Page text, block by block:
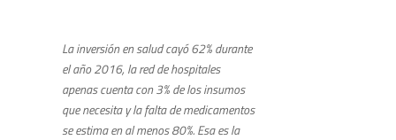
La inversión en salud cayó 62% durante
el año 2016, la red de hospitales
apenas cuenta con 3% de los insumos
que necesita y la falta de medicamentos
se estima en al menos 80%. Esa es la